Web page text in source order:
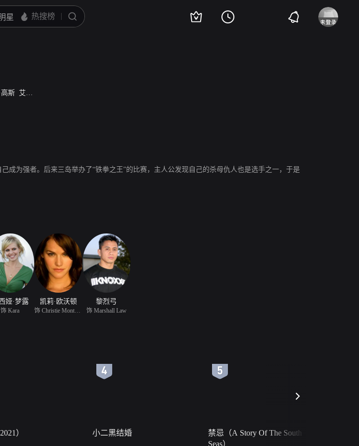
高斯 艾恩·安东尼·戴利
成为强者。后来三岛举办了“铁拳之王”的比赛，主人公发现自己的杀母仇人也是选手之一，于是
娅·梦露
饰 Kara
凯莉·欧沃顿
饰 Christie Monteiro
黎烈弓
饰 Marshall Law
） 小二黑结婚
禁忌（A Story Of The South
Seas）